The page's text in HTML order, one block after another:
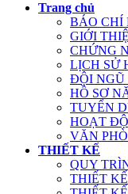
Trang chủ
BÁO CHÍ
GIỚI
CHỨNG
LỊCH SỬ
ĐỘI NGŨ
HỒ SƠ
TUYỂN
HOẠT
VĂN
THIẾT KẾ
QUY
THIẾT